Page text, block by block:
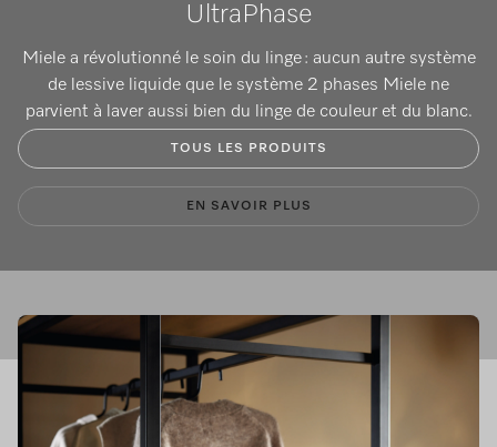
UltraPhase
Miele a révolutionné le soin du linge : aucun autre système
de lessive liquide que le système 2 phases Miele ne
parvient à laver aussi bien du linge de couleur et du blanc.
TOUS LES PRODUITS
EN SAVOIR PLUS